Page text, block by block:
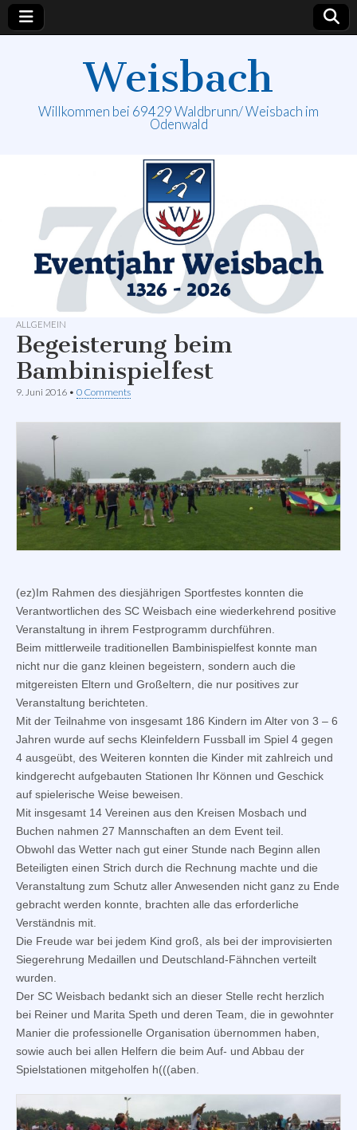
Weisbach
Willkommen bei 69429 Waldbrunn/ Weisbach im
Odenwald
ALLGEMEIN
Begeisterung beim
Bambinispielfest
9. Juni 2016 • 0 Comments
(ez)Im Rahmen des diesjährigen Sportfestes konnten die
Verantwortlichen des SC Weisbach eine wiederkehrend positive
Veranstaltung in ihrem Festprogramm durchführen.
Beim mittlerweile traditionellen Bambinispielfest konnte man
nicht nur die ganz kleinen begeistern, sondern auch die
mitgereisten Eltern und Großeltern, die nur positives zur
Veranstaltung berichteten.
Mit der Teilnahme von insgesamt 186 Kindern im Alter von 3 – 6
Jahren wurde auf sechs Kleinfeldern Fussball im Spiel 4 gegen
4 ausgeübt, des Weiteren konnten die Kinder mit zahlreich und
kindgerecht aufgebauten Stationen Ihr Können und Geschick
auf spielerische Weise beweisen.
Mit insgesamt 14 Vereinen aus den Kreisen Mosbach und
Buchen nahmen 27 Mannschaften an dem Event teil.
Obwohl das Wetter nach gut einer Stunde nach Beginn allen
Beteiligten einen Strich durch die Rechnung machte und die
Veranstaltung zum Schutz aller Anwesenden nicht ganz zu Ende
gebracht werden konnte, brachten alle das erforderliche
Verständnis mit.
Die Freude war bei jedem Kind groß, als bei der improvisierten
Siegerehrung Medaillen und Deutschland-Fähnchen verteilt
wurden.
Der SC Weisbach bedankt sich an dieser Stelle recht herzlich
bei Reiner und Marita Speth und deren Team, die in gewohnter
Manier die professionelle Organisation übernommen haben,
sowie auch bei allen Helfern die beim Auf- und Abbau der
Spielstationen mitgeholfen h(((aben.